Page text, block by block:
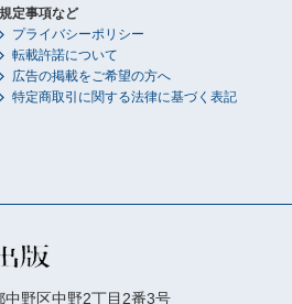
規定事項など
プライバシーポリシー
転載許諾について
広告の掲載をご希望の方へ
特定商取引に関する法律に基づく表記
野区中野2丁目2番3号